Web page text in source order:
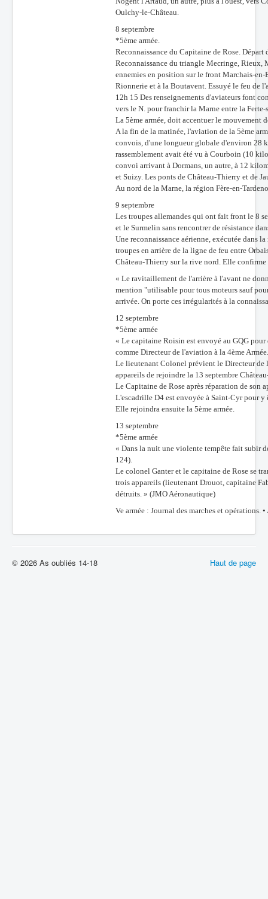
Oulchy-le-Château.
8 septembre
*5ème armée.
Reconnaissance du Capitaine de Rose.
Reconnaissance du triangle Mecringe, Rieux,
ennemies en position sur le front Marchais-
Rionnerie et à la Boutavent. Essuyé le feu de
12h 15 Des renseignements d'aviateurs font
vers le N. pour franchir la Marne entre la
La 5ème armée, doit accentuer le mouvement
A la fin de la matinée, l'aviation de la 5ème
convois, d'une longueur globale d'environ 28
rassemblement avait été vu à Courboin (10
convoi arrivant à Dormans, un autre, à 12
et Suizy. Les ponts de Château-Thierry et de
Au nord de la Marne, la région Fère-en-
9 septembre
Les troupes allemandes qui ont fait front le 8
et le Surmelin sans rencontrer de résistance
Une reconnaissance aérienne, exécutée dans
troupes en arrière de la ligne de feu entre
Château-Thierry sur la rive nord. Elle
« Le ravitaillement de l'arrière à l'avant ne
mention "utilisable pour tous moteurs sauf
arrivée. On porte ces irrégularités à la
12 septembre
*5ème armée
« Le capitaine Roisin est envoyé au GQG
comme Directeur de l'aviation à la 4ème Armée.
Le lieutenant Colonel prévient le Directeur de
appareils de rejoindre la 13 septembre
Le Capitaine de Rose après réparation de
L'escadrille D4 est envoyée à Saint-Cyr pour
Elle rejoindra ensuite la 5ème armée.
13 septembre
*5ème armée
« Dans la nuit une violente tempête fait subir
124).
Le colonel Ganter et le capitaine de Rose se
trois appareils (lieutenant Drouot, capitaine
détruits. » (JMO Aéronautique)
Ve armée : Journal des marches et opérations.
Haut de page
© 2026 As oubliés 14-18